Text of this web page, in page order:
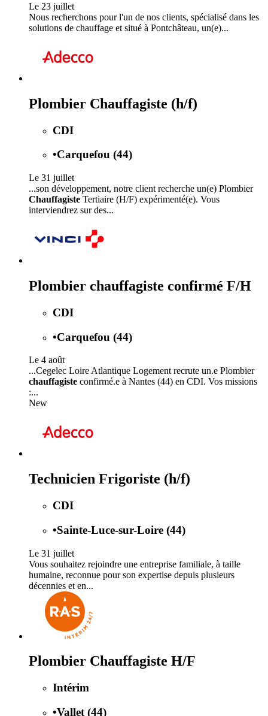
Le 23 juillet
Nous recherchons pour l'un de nos clients, spécialisé dans les
solutions de chauffage et situé à Pontchâteau, un(e)...
Plombier Chauffagiste (h/f)
CDI
•Carquefou (44)
Le 31 juillet
...son développement, notre client recherche un(e) Plombier
Chauffagiste Tertiaire (H/F) expérimenté(e). Vous
interviendrez sur des...
Plombier chauffagiste confirmé F/H
CDI
•Carquefou (44)
Le 4 août
...Cegelec Loire Atlantique Logement recrute un.e Plombier
chauffagiste confirmé.e à Nantes (44) en CDI. Vos missions
:...
New
Technicien Frigoriste (h/f)
CDI
•Sainte-Luce-sur-Loire (44)
Le 31 juillet
Vous souhaitez rejoindre une entreprise familiale, à taille
humaine, reconnue pour son expertise depuis plusieurs
décennies et en...
Plombier Chauffagiste H/F
Intérim
•Vallet (44)